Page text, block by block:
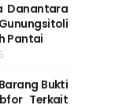
Danantara
Pantai
Bukti
Terkait